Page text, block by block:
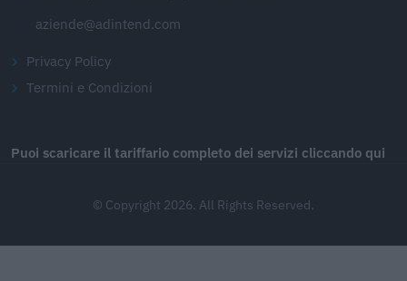
aziende@adintend.com
Privacy Policy
Termini e Condizioni
Puoi scaricare il tariffario completo dei servizi cliccando qui
© Copyright 2026. All Rights Reserved.